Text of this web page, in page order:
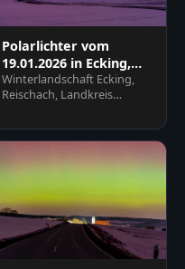
Polarlichter vom
19.01.2026 in Ecking,
Reischach, Altötting
Winterlandschaft Ecking,
Reischach, Landkreis
mit Kirche unter farbigem…